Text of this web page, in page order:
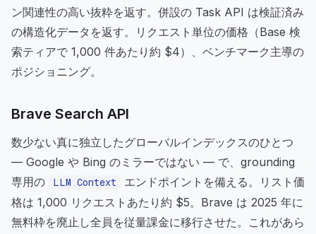
ン関連性の高い抜粋を返す。併設の Task API は検証済み
の構造化データを返す。リクエスト単位の価格（Base 検
索ティアで 1,000 件あたり約 $4）、ベンチマーク主導の
ポジショニング。
Brave Search API
数少ない真に独立したグローバルインデックスのひとつ
— Google や Bing のミラーではない — で、grounding
専用の
LLM Context
エンドポイントを備える。リスト価
格は 1,000 リクエストあたり約 $5。Brave は 2025 年に
無料枠を廃止し全員を従量課金に移行させた。これがあら